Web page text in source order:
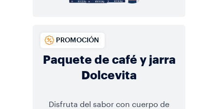
Paquete de café y jarra
Dolcevita
PROMOCIÓN
Disfruta del sabor con cuerpo de